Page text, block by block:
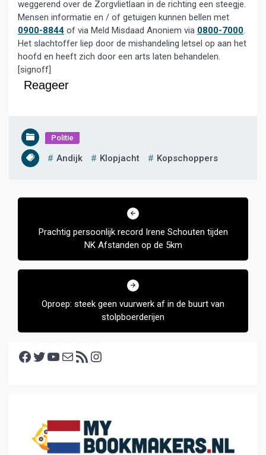
weggerend over de Zorgvlietlaan in de richting een steegje.
Mensen informatie en / of getuigen kunnen bellen met
0900-8844 of via Meld Misdaad Anoniem via 0800-7000.
Het slachtoffer liep door de mishandeling letsel op aan het
hoofd en heeft zich door een arts laten behandelen.
[signoff]
Reageer
Politie
Andijk Klopjacht Kopschoppers
Bericht
Prachtig persoonlijk record Irene Schouten tijden
NK Afstanden op de 5km
Oproep: steek geen vuurwerk af in de buurt van
stolpboerderijen
Facebook Twitter YouTube E-mail RSS feed